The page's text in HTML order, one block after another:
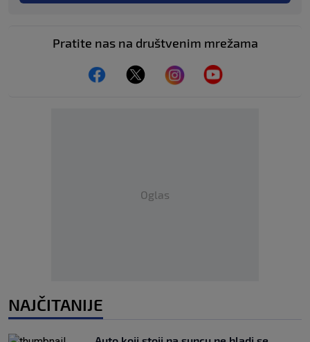
Pratite nas na društvenim mrežama
Oglas
NAJČITANIJE